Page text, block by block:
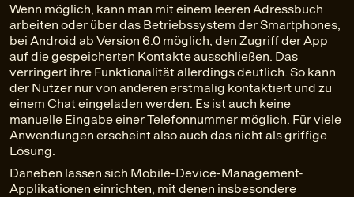
Wenn möglich, kann man mit einem leeren Adressbuch
arbeiten oder über das Betriebssystem der Smartphones,
bei Android ab Version 6.0 möglich, den Zugriff der App
auf die gespeicherten Kontakte ausschließen. Das
verringert ihre Funktionalität allerdings deutlich. So kann
der Nutzer nur von anderen erstmalig kontaktiert und zu
einem Chat eingeladen werden. Es ist auch keine
manuelle Eingabe einer Telefonnummer möglich. Für viele
Anwendungen erscheint also auch das nicht als griffige
Lösung.
Daneben lassen sich Mobile-Device-Management-
Applikationen einrichten, mit denen insbesondere